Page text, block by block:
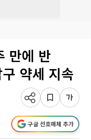
만에 반
약세 지속
구글 선호매체 추가